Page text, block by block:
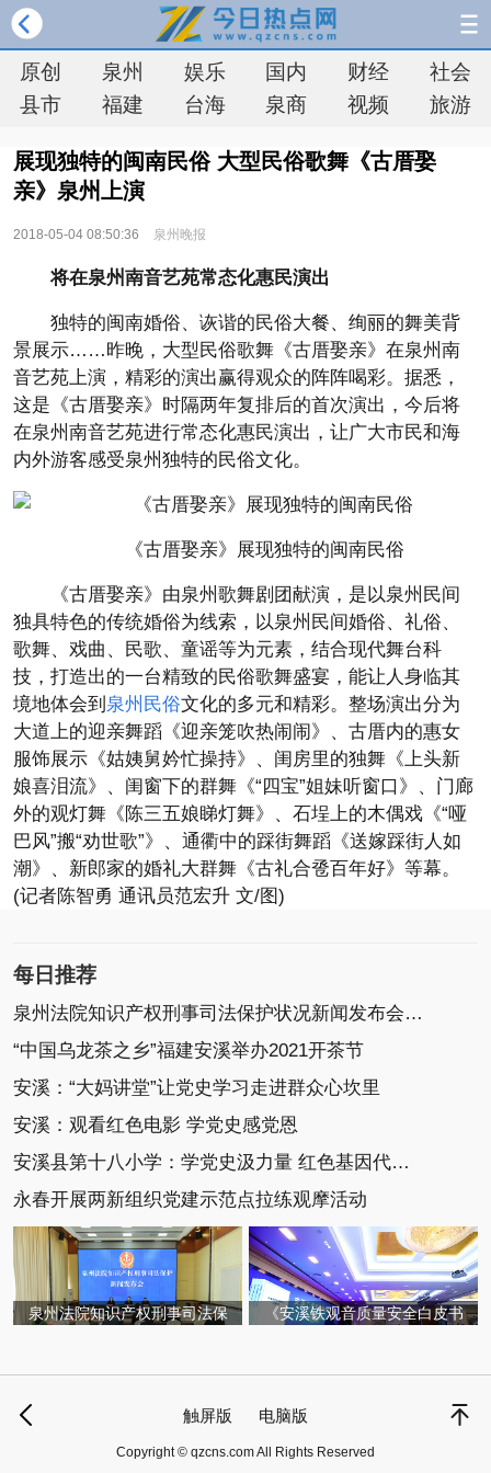
原创 泉州 娱乐 国内 财经
社会
县市
福建 台海 泉商 视频 旅游
展现独特的闽南民俗 大型民俗歌舞《古厝娶
亲》泉州上演
2018-05-04 08:50:36 泉州晚报
将在泉州南音艺苑常态化惠民演出
独特的闽南婚俗、诙谐的民俗大餐、绚丽的舞美背
景展示……昨晚，大型民俗歌舞《古厝娶亲》在泉州南
音艺苑上演，精彩的演出赢得观众的阵阵喝彩。据悉，
这是《古厝娶亲》时隔两年复排后的首次演出，今后将
在泉州南音艺苑进行常态化惠民演出，让广大市民和海
内外游客感受泉州独特的民俗文化。
《古厝娶亲》展现独特的闽南民俗
《古厝娶亲》由泉州歌舞剧团献演，是以泉州民间
独具特色的传统婚俗为线索，以泉州民间婚俗、礼俗、
歌舞、戏曲、民歌、童谣等为元素，结合现代舞台科
技，打造出的一台精致的民俗歌舞盛宴，能让人身临其
境地体会到 泉州民俗文化的多元和精彩。整场演出分为
大道上的迎亲舞蹈《迎亲笼吹热闹闹》、古厝内的惠女
服饰展示《姑姨舅妗忙操持》、闺房里的独舞《上头新
娘喜泪流》、闺窗下的群舞《“四宝”姐妹听窗口》、门廊
外的观灯舞《陈三五娘睇灯舞》、石埕上的木偶戏《“哑
巴风”搬“劝世歌”》、通衢中的踩街舞蹈《送嫁踩街人如
潮》、新郎家的婚礼大群舞《古礼合卺百年好》等幕。
(记者陈智勇 通讯员范宏升 文/图)
每日推荐
泉州法院知识产权刑事司法保护状况新闻发布会召开
“中国乌龙茶之乡”福建安溪举办2021开茶节
安溪：“大妈讲堂”让党史学习走进群众心坎里
安溪：观看红色电影 学党史感党恩
安溪县第十八小学：学党史汲力量 红色基因代代传
永春开展两新组织党建示范点拉练观摩活动
泉州法院知识产权刑事司法保 《安溪铁观音质量安全白皮书
触屏版 电脑版
Copyright © qzcns.com All Rights Reserved